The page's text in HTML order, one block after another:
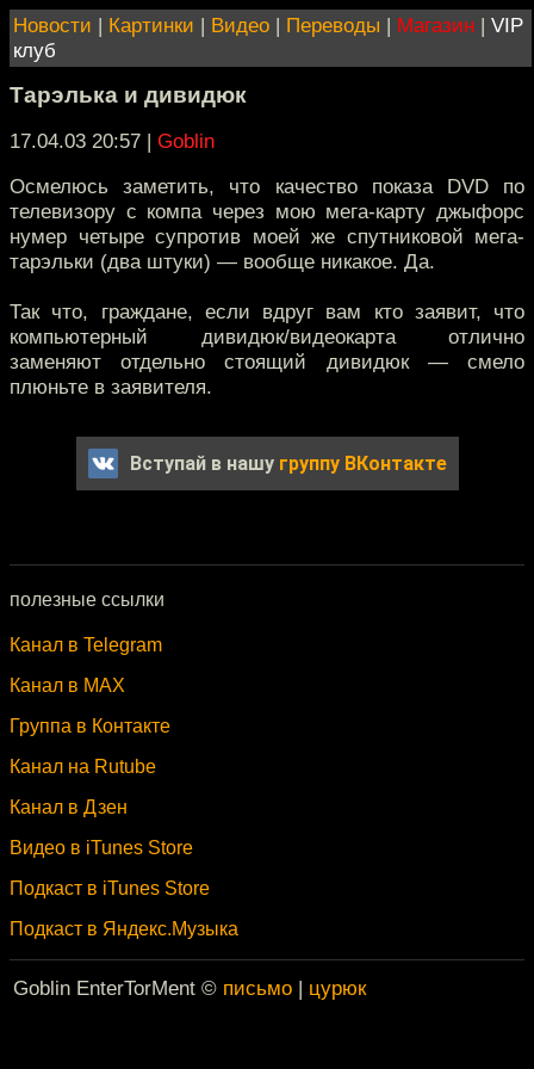
Новости | Картинки | Видео | Переводы | Магазин | VIP
клуб
Тарэлька и дивидюк
17.04.03 20:57 | Goblin
Осмелюсь заметить, что качество показа DVD по
телевизору с компа через мою мега-карту джыфорс
нумер четыре супротив моей же спутниковой мега-
тарэльки (два штуки) — вообще никакое. Да.
Так что, граждане, если вдруг вам кто заявит, что
компьютерный дивидюк/видеокарта отлично
заменяют отдельно стоящий дивидюк — смело
плюньте в заявителя.
Вступай в нашу группу ВКонтакте
полезные ссылки
Канал в Telegram
Канал в MAX
Группа в Контакте
Канал на Rutube
Канал в Дзен
Видео в iTunes Store
Подкаст в iTunes Store
Подкаст в Яндекс.Музыка
Goblin EnterTorMent © письмо | цурюк